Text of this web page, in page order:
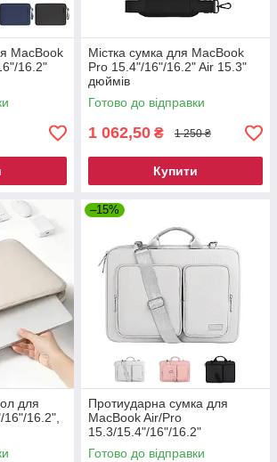
MacBook
16.2"
Містка сумка для MacBook
Pro 15.4"/16"/16.2" Air 15.3"
дюймів
Готово до відправки
1 062,50 ₴ 1 250 ₴
Купити
для
16"/16.2",
–15%
Протиударна сумка для
MacBook Air/Pro
15.3/15.4"/16"/16.2"
M1/M2/M3
Готово до відправки